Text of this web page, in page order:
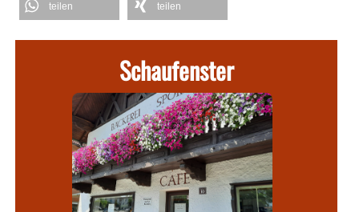
teilen teilen
Schaufenster